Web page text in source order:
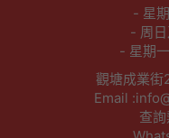
- 星
- 周
- 星期
觀塘成業
Email
查